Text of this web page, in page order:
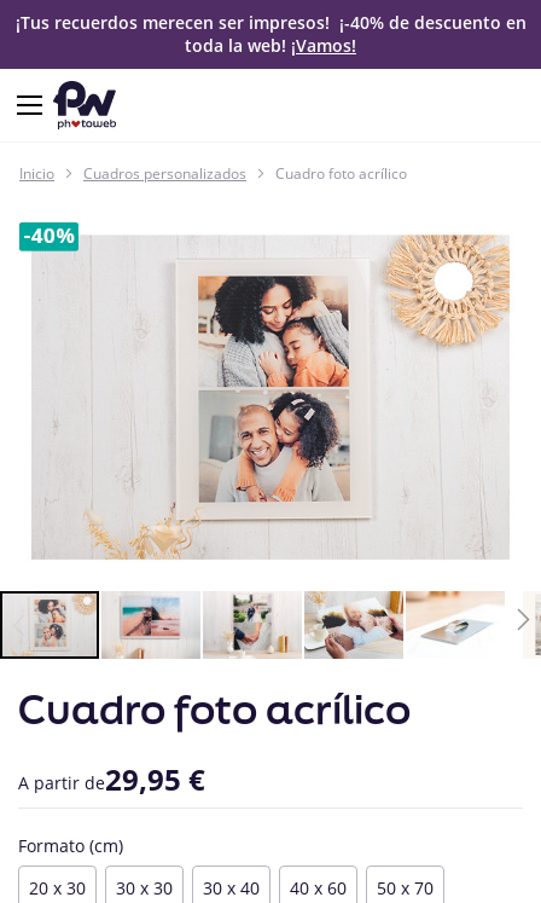
¡Tus recuerdos merecen ser impresos! ¡-40% de descuento en
toda la web! ¡Vamos!
Inicio Cuadros personalizados Cuadro foto acrílico
comienzo
galería
de
Cuadro foto acrílico
A partir de29,95 €
Formato (cm)
20 x 30
30 x 30 30 x 40 40 x 60 50 x 70